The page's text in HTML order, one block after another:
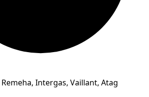
Remeha, Intergas, Vaillant, Atag